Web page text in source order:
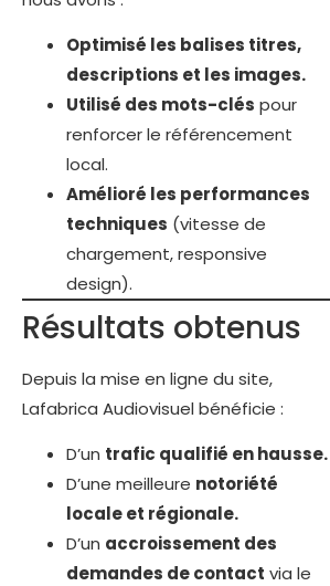
Optimisé les balises titres,
descriptions et les images.
Utilisé des mots-clés pour
renforcer le référencement
local.
Amélioré les performances
techniques (vitesse de
chargement, responsive
design).
Résultats obtenus
Depuis la mise en ligne du site,
Lafabrica Audiovisuel bénéficie :
D’un trafic qualifié en hausse.
D’une meilleure notoriété
locale et régionale.
D’un accroissement des
demandes de contact via le